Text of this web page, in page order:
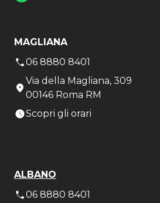
MAGLIANA
06 8880 8401
Via della Magliana, 309
00146 Roma RM
Scopri gli orari
ALBANO
06 8880 8401